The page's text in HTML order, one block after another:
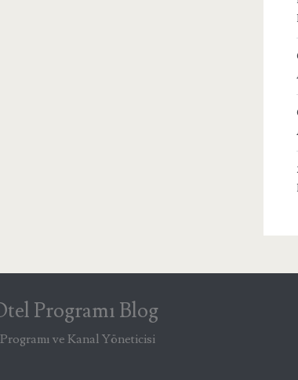
Programı Blog
ve Kanal Yöneticisi